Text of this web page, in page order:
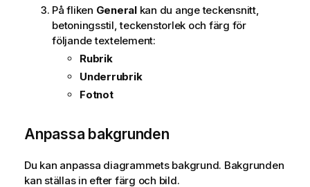
På fliken Generalkan du ange teckensnitt,
betoningsstil, teckenstorlek och färg för
följande textelement:
Rubrik
Underrubrik
Fotnot
Anpassa bakgrunden
Du kan anpassa diagrammets bakgrund. Bakgrunden
kan ställas in efter färg och bild.